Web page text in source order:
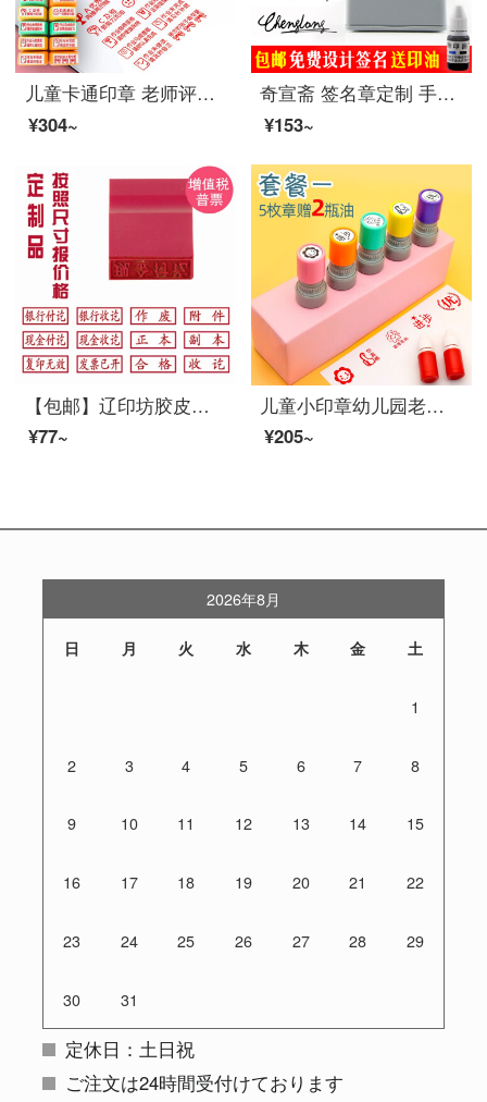
儿童卡通印章 老师评语奖励小印章幼儿园小学生老师鼓励印章教学奖励印章你真棒教师用批改 批改作业套装（10只装+5只油）
¥304~
奇宣斋 签名章定制 手写姓名章刻章 个性签字印章名字章图章 盖章神器光敏印章定做艺术人名章 签名印章 款式二(印面尺寸30*10毫米)
¥153~
【包邮】辽印坊胶皮橡胶印章10x30作废章正副本银行现金收讫付讫附件章受控结清注册章定 银行付讫
¥77~
儿童小印章幼儿园老师评语奖励盖章卡通可爱表扬鼓励小学生教师用红花宝宝奖章 套餐一(五个章送二瓶油)
¥205~
2026年8月
日 月 火 水 木 金 土
1
2 3 4 5 6 7 8
9 10 11 12 13 14 15
16 17 18 19 20 21 22
23 24 25 26 27 28 29
30 31
定休日：土日祝
ご注文は24時間受付けております